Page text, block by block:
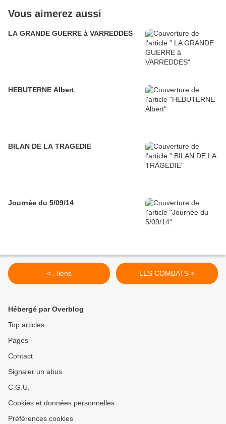
Vous aimerez aussi
LA GRANDE GUERRE à VARREDDES
HEBUTERNE Albert
BILAN DE LA TRAGEDIE
Journée du 5/09/14
< . liens LES COMBATS >
Hébergé par Overblog
Top articles
Pages
Contact
Signaler un abus
C.G.U.
Cookies et données personnelles
Préférences cookies